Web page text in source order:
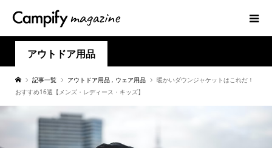
アウトドア用品
記事一覧 アウトドア用品 , ウェア用品
暖かいダウンジャケットはこれだ！
おすすめ16選【メンズ・レディース・キッズ】